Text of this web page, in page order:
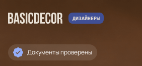
Документы проверены